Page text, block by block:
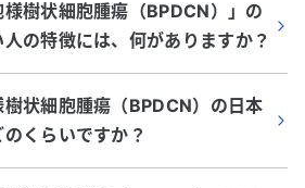
様樹状細胞腫瘍（BPDCN）」の
の特徴には、何がありますか？
状細胞腫瘍（BPDCN）の日本
くらいですか？